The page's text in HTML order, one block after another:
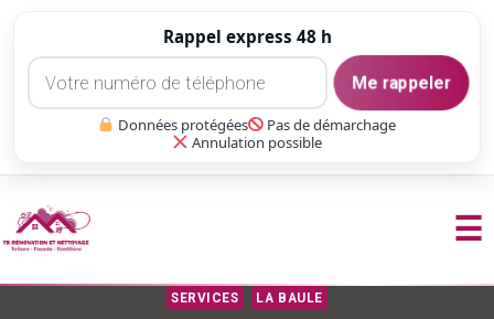
Rappel express 48 h
Me rappeler
Données protégées
Pas de démarchage
Annulation possible
☰
SERVICES LA BAULE